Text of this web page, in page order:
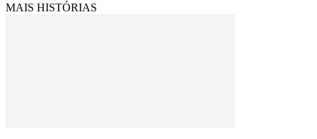
MAIS HISTÓRIAS